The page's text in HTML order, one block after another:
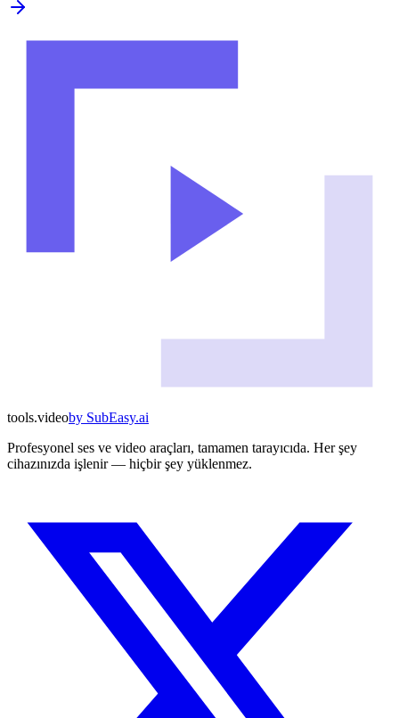
tools.videoby SubEasy.ai
Profesyonel ses ve video araçları, tamamen tarayıcıda. Her şey
cihazınızda işlenir — hiçbir şey yüklenmez.